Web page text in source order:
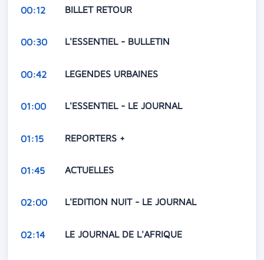
00:12 BILLET RETOUR
00:30 L'ESSENTIEL - BULLETIN
00:42 LEGENDES URBAINES
01:00 L'ESSENTIEL - LE JOURNAL
01:15 REPORTERS +
01:45 ACTUELLES
02:00 L'EDITION NUIT - LE JOURNAL
02:14 LE JOURNAL DE L'AFRIQUE